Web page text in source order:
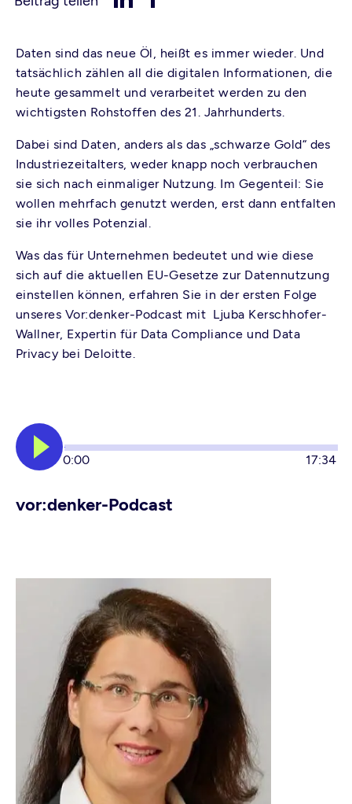
Daten sind das neue Öl, heißt es immer wieder. Und
tatsächlich zählen all die digitalen Informationen, die
heute gesammelt und verarbeitet werden zu den
wichtigsten Rohstoffen des 21. Jahrhunderts.
Dabei sind Daten, anders als das „schwarze Gold“ des
Industriezeitalters, weder knapp noch verbrauchen
sie sich nach einmaliger Nutzung. Im Gegenteil: Sie
wollen mehrfach genutzt werden, erst dann entfalten
sie ihr volles Potenzial.
Was das für Unternehmen bedeutet und wie diese
sich auf die aktuellen EU-Gesetze zur Datennutzung
einstellen können, erfahren Sie in der ersten Folge
unseres Vor:denker-Podcast mit Ljuba Kerschhofer-
Wallner, Expertin für Data Compliance und Data
Privacy bei Deloitte.
0:00 17:34
vor:denker-Podcast